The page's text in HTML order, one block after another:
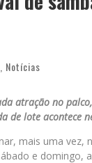
Notícias
atração no
de lote acontece
mais uma vez,
e domingo,